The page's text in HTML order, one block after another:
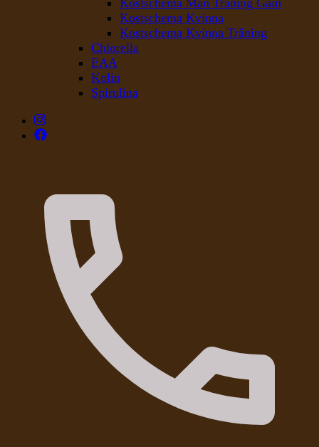
Kostschema Man Träning Gain
Kostschema Kvinna
Kostschema Kvinna Träning
Chlorella
EAA
Kolin
Spirulina